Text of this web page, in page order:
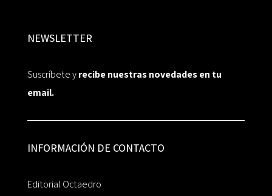
NEWSLETTER
Suscríbete yrecibe nuestras novedades en tu
email.
INFORMACIÓN DE CONTACTO
Editorial Octaedro